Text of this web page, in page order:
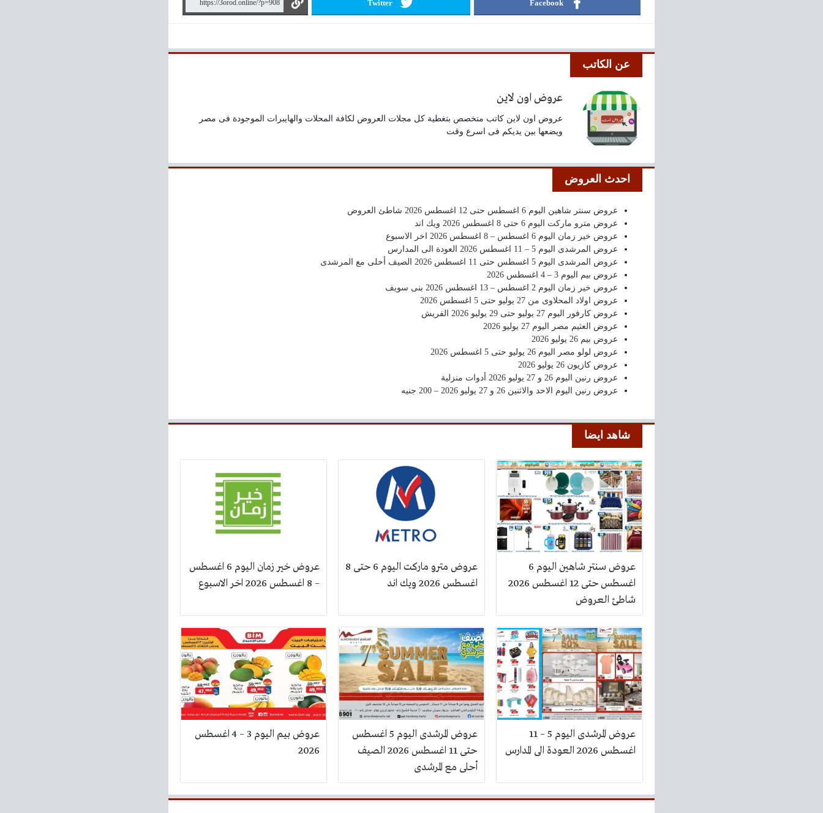
Facebook
Twitter
عن الكاتب
عروض اون لاين
عروض اون لاين كاتب متخصص بتغطية كل مجلات العروض لكافة المحلات والهايبرات الموجودة فى مصر
ويضعها بين يديكم فى اسرع وقت
احدث العروض
عروض سنتر شاهين اليوم 6 اغسطس حتى 12 اغسطس 2026 شاطئ العروض
عروض مترو ماركت اليوم 6 حتى 8 اغسطس 2026 ويك اند
عروض خير زمان اليوم 6 اغسطس – 8 اغسطس 2026 اخر الاسبوع
عروض المرشدى اليوم 5 – 11 اغسطس 2026 العودة الى المدارس
عروض المرشدى اليوم 5 اغسطس حتى 11 اغسطس 2026 الصيف أحلى مع المرشدى
عروض بيم اليوم 3 – 4 اغسطس 2026
عروض خير زمان اليوم 2 اغسطس – 13 اغسطس 2026 بنى سويف
عروض اولاد المحلاوى من 27 يوليو حتى 5 اغسطس 2026
عروض كارفور اليوم 27 يوليو حتى 29 يوليو 2026 الفريش
عروض العثيم مصر اليوم 27 يوليو 2026
عروض بيم 26 يوليو 2026
عروض لولو مصر اليوم 26 يوليو حتى 5 اغسطس 2026
عروض كازيون 26 يوليو 2026
عروض رنين اليوم 26 و 27 يوليو 2026 أدوات منزلية
عروض رنين اليوم الاحد والاثنين 26 و 27 يوليو 2026 – 200 جنيه
شاهد ايضا
عروض سنتر شاهين اليوم 6
اغسطس حتى 12 اغسطس 2026
شاطئ العروض
عروض مترو ماركت اليوم 6 حتى 8
اغسطس 2026 ويك اند
عروض خير زمان اليوم 6 اغسطس
– 8 اغسطس 2026 اخر الاسبوع
عروض المرشدى اليوم 5 – 11
اغسطس 2026 العودة الى المدارس
عروض المرشدى اليوم 5 اغسطس
حتى 11 اغسطس 2026 الصيف
أحلى مع المرشدى
عروض بيم اليوم 3 – 4 اغسطس
2026